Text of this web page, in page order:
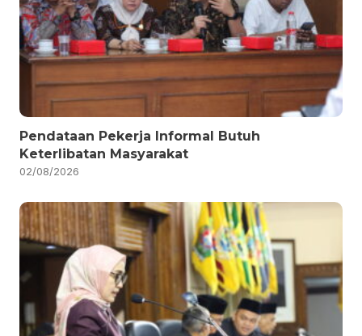
Pendataan Pekerja Informal Butuh
Keterlibatan Masyarakat
02/08/2026